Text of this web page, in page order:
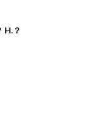
H.？